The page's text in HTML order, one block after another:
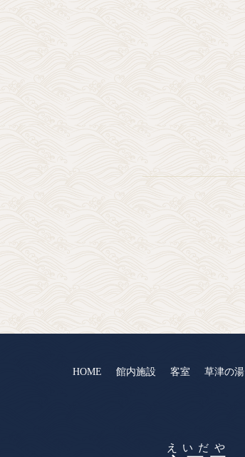
HOME
館内施設 客室 草津の湯
えいだや